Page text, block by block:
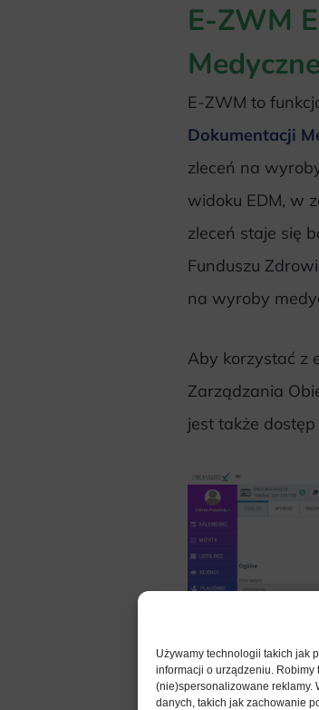
Używamy technologii takich jak
informacji o urządzeniu.
(nie)spersonalizowane reklamy.
danych, takich jak zachowanie
E-ZWM
E-ZWM to
Dokumentacji
zleceń na
widoku EDM, w
zleceń staje się
Funduszu
na wyroby
Aby korzystać z
Zarządzania
jest także